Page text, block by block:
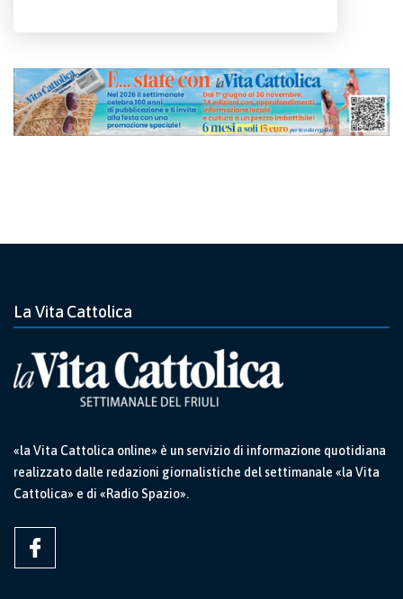
La Vita Cattolica
«la Vita Cattolica online» è un servizio di informazione quotidiana
realizzato dalle redazioni giornalistiche del settimanale «la Vita
Cattolica» e di «Radio Spazio».